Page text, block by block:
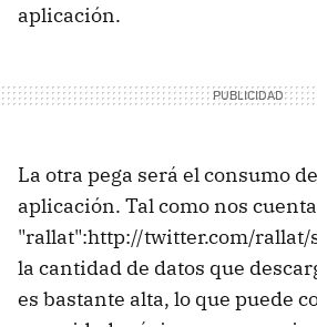
aplicación.
La otra pega será el consumo
aplicación. Tal como nos
"rallat":http://twitter.com/
la cantidad de datos que
es bastante alta, lo que puede